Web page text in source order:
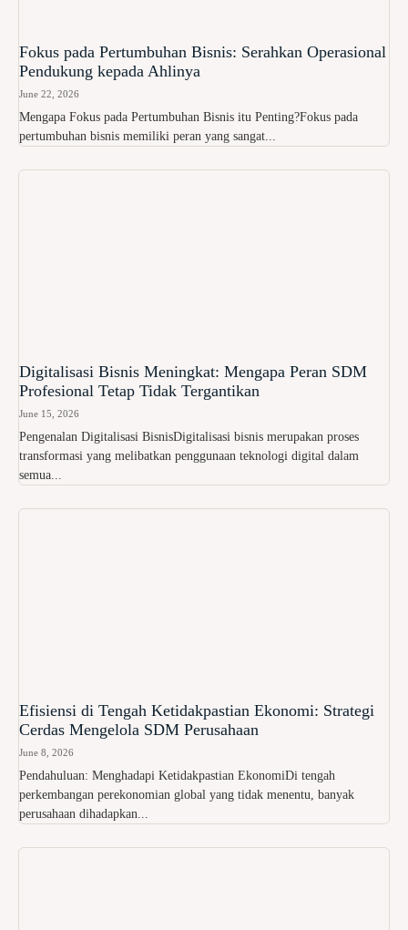
Fokus pada Pertumbuhan Bisnis: Serahkan Operasional
Pendukung kepada Ahlinya
June 22, 2026
Mengapa Fokus pada Pertumbuhan Bisnis itu Penting?Fokus pada
pertumbuhan bisnis memiliki peran yang sangat...
Digitalisasi Bisnis Meningkat: Mengapa Peran SDM
Profesional Tetap Tidak Tergantikan
June 15, 2026
Pengenalan Digitalisasi BisnisDigitalisasi bisnis merupakan proses
transformasi yang melibatkan penggunaan teknologi digital dalam
semua...
Efisiensi di Tengah Ketidakpastian Ekonomi: Strategi
Cerdas Mengelola SDM Perusahaan
June 8, 2026
Pendahuluan: Menghadapi Ketidakpastian EkonomiDi tengah
perkembangan perekonomian global yang tidak menentu, banyak
perusahaan dihadapkan...